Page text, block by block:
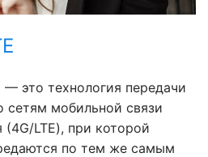
— это технология передачи
сетям мобильной связи
(4G/LTE), при которой
по тем же самым